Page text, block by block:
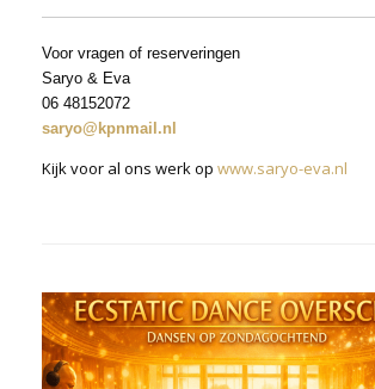
Voor vragen of reserveringen
Saryo & Eva
06 48152072
saryo@kpnmail.nl
Kijk voor al ons werk op www.saryo-eva.nl